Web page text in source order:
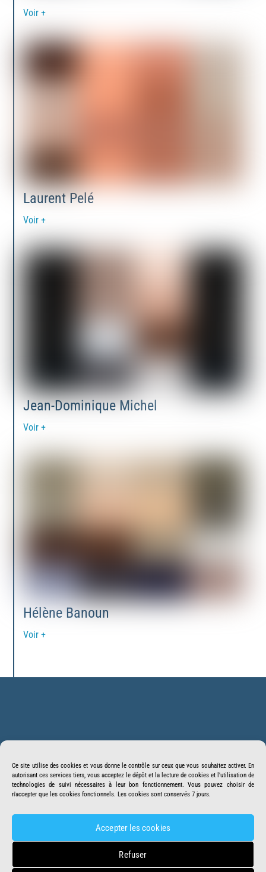
Ce site utilise des cookies et vous donne le contrôle sur ceux que vous souhaitez activer. En
autorisant ces services tiers, vous acceptez le dépôt et la lecture de cookies et l'utilisation de
technologies de suivi nécessaires à leur bon fonctionnement. Vous pouvez choisir de
n'accepter que les cookies fonctionnels. Les cookies sont conservés 7 jours.
Accepter les cookies
Refuser
Voir +
Laurent Pelé
Voir +
Jean-Dominique Michel
Voir +
Hélène Banoun
Voir +
Top
Suivez-nous Facebook Twitter
Mentions légales
DOSSIER DNC
Faire un Don Contact